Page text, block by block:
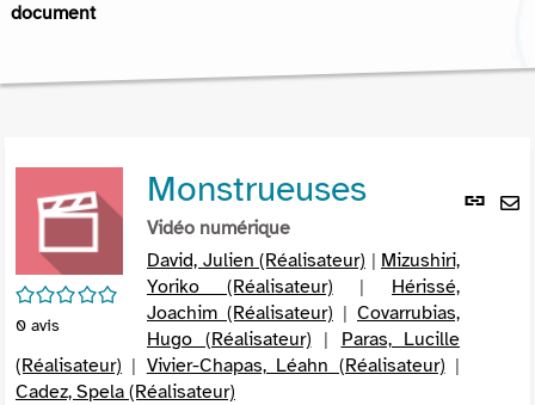
document
Lien
/5
0 avis
Monstrueuses
Vidéo numérique
David, Julien (Réalisateur) | Mizushiri,
Yoriko (Réalisateur) | Hérissé,
Joachim (Réalisateur) | Covarrubias,
Hugo (Réalisateur) | Paras, Lucille
(Réalisateur) | Vivier-Chapas, Léahn (Réalisateur) |
Cadez, Spela (Réalisateur)